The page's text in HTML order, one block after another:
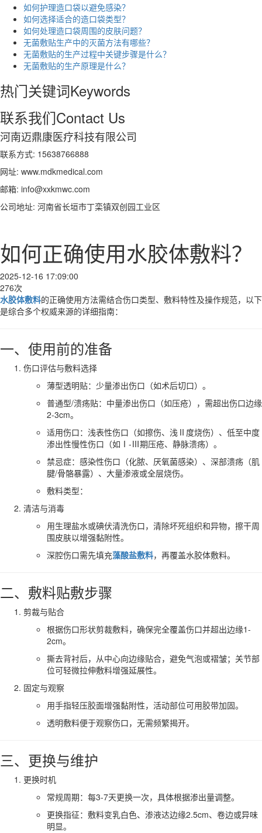
如何护理造口袋以避免感染？
如何选择适合的造口袋类型？
如何处理造口袋周围的皮肤问题？
无菌敷贴生产中的灭菌方法有哪些？
无菌敷贴的生产过程中关键步骤是什么？
无菌敷贴的生产原理是什么？
热门关键词Keywords
联系我们Contact Us
河南迈鼎康医疗科技有限公司
联系方式: 15638766888
网址: www.mdkmedical.com
邮箱: info@xxkmwc.com
公司地址: 河南省长垣市丁栾镇双创园工业区
如何正确使用水胶体敷料？
2025-12-16 17:09:00
276次
水胶体敷料的正确使用方法需结合伤口类型、敷料特性及操作规范，以下
是综合多个权威来源的详细指南：
一、使用前的准备
伤口评估与敷料选择
薄型透明贴：少量渗出伤口（如术后切口）。
普通型/溃疡贴：中量渗出伤口（如压疮），需超出伤口边缘
2-3cm。
适用伤口：浅表性伤口（如擦伤、浅Ⅱ度烧伤）、低至中度
渗出性慢性伤口（如Ⅰ-Ⅲ期压疮、静脉溃疡）。
禁忌症：感染性伤口（化脓、厌氧菌感染）、深部溃疡（肌
腱/骨骼暴露）、大量渗液或全层烧伤。
敷料类型：
清洁与消毒
用生理盐水或碘伏清洗伤口，清除坏死组织和异物，擦干周
围皮肤以增强黏附性。
深腔伤口需先填充藻酸盐敷料，再覆盖水胶体敷料。
二、敷料贴敷步骤
剪裁与贴合
根据伤口形状剪裁敷料，确保完全覆盖伤口并超出边缘1-
2cm。
撕去背衬后，从中心向边缘贴合，避免气泡或褶皱；关节部
位可轻微拉伸敷料增强延展性。
固定与观察
用手指轻压胶面增强黏附性，活动部位可用胶带加固。
透明敷料便于观察伤口，无需频繁揭开。
三、更换与维护
更换时机
常规周期：每3-7天更换一次，具体根据渗出量调整。
更换指征：敷料变乳白色、渗液达边缘2.5cm、卷边或异味
明显。